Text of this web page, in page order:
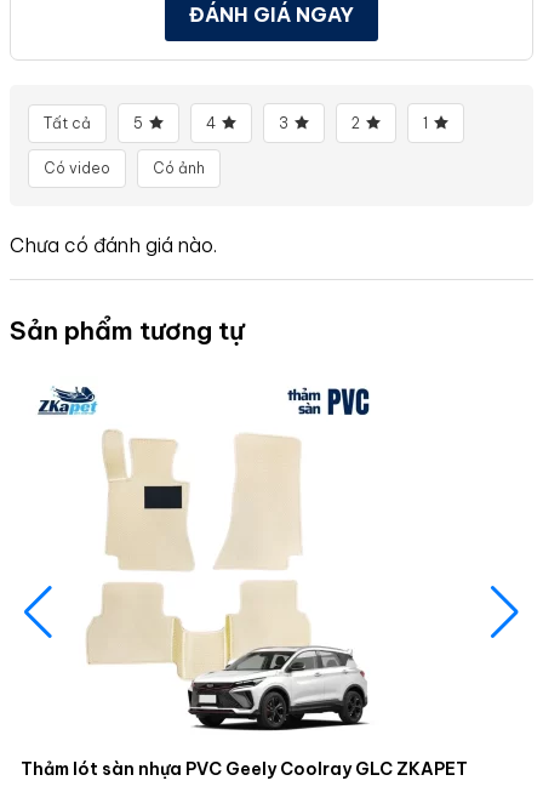
ĐÁNH GIÁ NGAY
Tất cả 5 4 3 2 1
Có video Có ảnh
Chưa có đánh giá nào.
Sản phẩm tương tự
Thảm lót sàn nhựa PVC Geely Coolray GLC ZKAPET